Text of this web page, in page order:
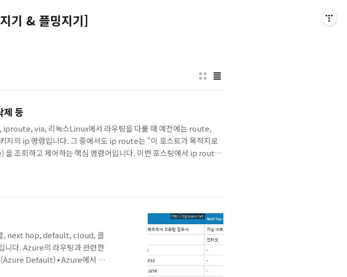
기 & 플밍지기]
등
via, 리눅스Linux에서 라우팅을 다룰 때 예전에는 route,
의 ip 명령입니다. 그 중에서도 ip route는 “이 호스트가 목적지로
조회하고 제어하는 핵심 명령어입니다. 이번 포스팅에서 ip route
, next hop, default, cloud, 클
니다. Azure의 라우팅과 관련한
Default) ▪ Azure에서 자